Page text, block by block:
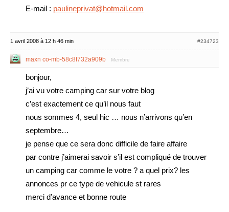
E-mail : paulineprivat@hotmail.com
1 avril 2008 à 12 h 46 min #234723
maxn co-mb-58c8f732a909b Membre
bonjour,
j’ai vu votre camping car sur votre blog
c’est exactement ce qu’il nous faut
nous sommes 4, seul hic … nous n’arrivons qu’en
septembre…
je pense que ce sera donc difficile de faire affaire
par contre j’aimerai savoir s’il est compliqué de trouver
un camping car comme le votre ? a quel prix? les
annonces pr ce type de vehicule st rares
merci d’avance et bonne route